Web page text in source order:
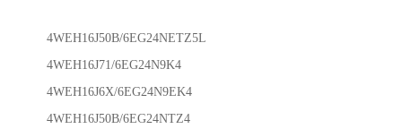
4WEH16J50B/6EG24NETZ5L
4WEH16J71/6EG24N9K4
4WEH16J6X/6EG24N9EK4
4WEH16J50B/6EG24NTZ4